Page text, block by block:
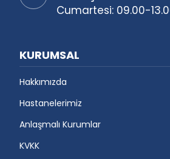
Cumartesi: 09.00-
KURUMSAL
Hakkımızda
Hastanelerimiz
Anlaşmalı Kurumlar
KVKK